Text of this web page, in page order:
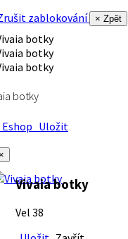
zablokování
× Zpět
botky
Uložit
Vivaia botky
Vel 38